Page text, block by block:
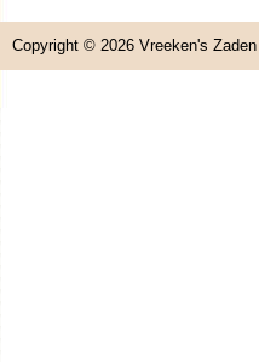
Copyright © 2026 Vreeken's Zaden